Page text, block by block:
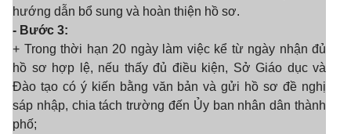
hướng dẫn bổ sung và hoàn thiện hồ sơ.
- Bước 3:
+ Trong thời hạn 20 ngày làm việc kể từ ngày nhận đủ
hồ sơ hợp lệ, nếu thấy đủ điều kiện, Sở Giáo dục và
Đào tạo có ý kiến bằng văn bản và gửi hồ sơ đề nghị
sáp nhập, chia tách trường đến Ủy ban nhân dân thành
phố;